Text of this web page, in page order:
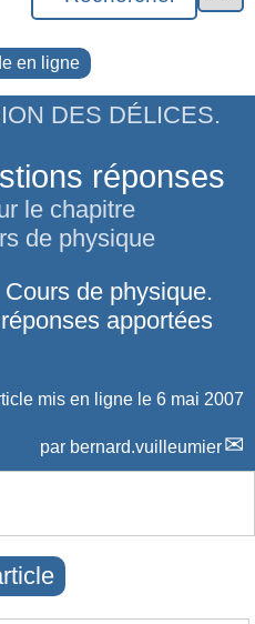
en ligne
DES DÉLICES.
réponses
le chapitre
de physique
de physique.
apportées
mis en ligne le 6 mai 2007
par bernard.vuilleumier